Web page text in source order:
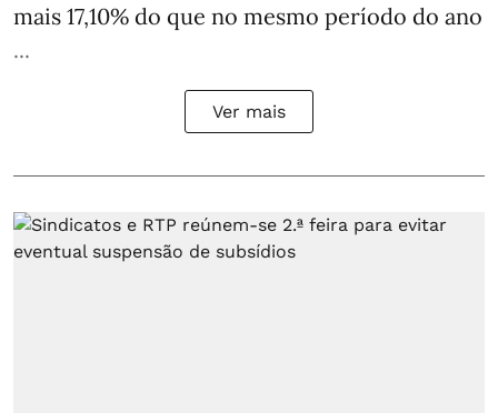
mais 17,10% do que no mesmo período do ano
...
Ver mais